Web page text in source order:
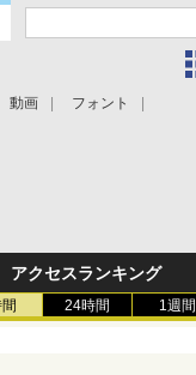
動画 フォント
アクセスランキング
24時間 1週間